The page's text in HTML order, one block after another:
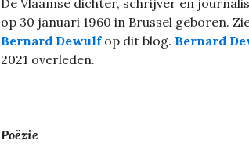
De Vlaamse dichter, schrijver en
op 30 januari 1960 in Brussel geboren.
Bernard Dewulfop dit blog. Bernard
2021 overleden.
Poëzie